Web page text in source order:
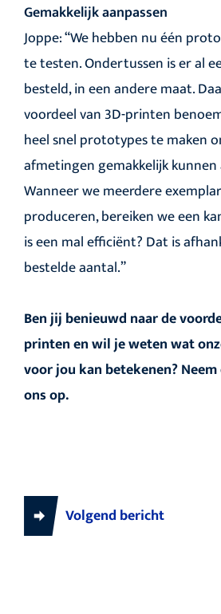
Gemakkelijk aanpassen
Joppe: “We hebben nu één
te testen. Ondertussen is er al
besteld, in een andere maat.
voordeel van 3D-printen
heel snel prototypes te maken
afmetingen gemakkelijk kunnen
Wanneer we meerdere
produceren, bereiken we een
is een mal efficiënt? Dat is
bestelde aantal.”
Ben jij benieuwd naar de
printen en wil je weten wat
voor jou kan betekenen? Neem
ons op.
Volgend bericht